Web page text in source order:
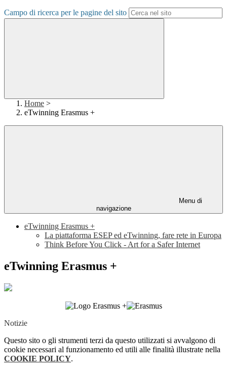
Campo di ricerca per le pagine del sito
Home >
eTwinning Erasmus +
Menu di
navigazione
eTwinning Erasmus +
La piattaforma ESEP ed eTwinning, fare rete in Europa
Think Before You Click - Art for a Safer Internet
eTwinning Erasmus +
Notizie
Questo sito o gli strumenti terzi da questo utilizzati si avvalgono di
cookie necessari al funzionamento ed utili alle finalità illustrate nella
COOKIE POLICY.